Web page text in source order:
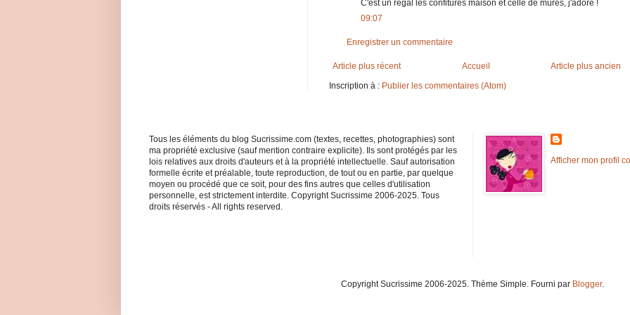
C'est un régal les confitures maison et celle de mûres, j'adore !
09:07
Enregistrer un commentaire
Article plus récent Article plus ancien
Accueil
Inscription à : Publier les commentaires (Atom)
Tous les éléments du blog Sucrissime.com (textes, recettes, photographies) sont
ma propriété exclusive (sauf mention contraire explicite). Ils sont protégés par les
lois relatives aux droits d'auteurs et à la propriété intellectuelle. Sauf autorisation
formelle écrite et préalable, toute reproduction, de tout ou en partie, par quelque
moyen ou procédé que ce soit, pour des fins autres que celles d'utilisation
personnelle, est strictement interdite. Copyright Sucrissime 2006-2025. Tous
droits réservés - All rights reserved.
Afficher mon profil
Copyright Sucrissime 2006-2025. Thème Simple. Fourni par Blogger.